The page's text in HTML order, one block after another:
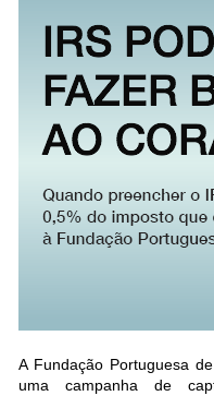
A Fundação Portuguesa
uma campanha de